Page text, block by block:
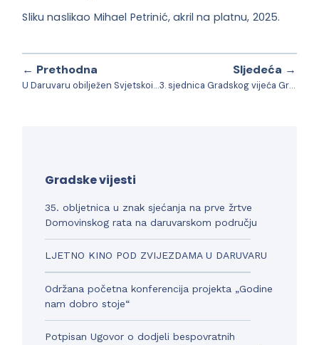
Sliku naslikao Mihael Petrinić, akril na platnu, 2025.
← Prethodna
U Daruvaru obilježen Svjetskoi dan cerebralne paralize
Sljedeća →
3. sjednica Gradskog vijeća Grada Daruvara
Gradske vijesti
35. obljetnica u znak sjećanja na prve žrtve
Domovinskog rata na daruvarskom području
LJETNO KINO POD ZVIJEZDAMA U DARUVARU
Održana početna konferencija projekta „Godine
nam dobro stoje“
Potpisan Ugovor o dodjeli bespovratnih